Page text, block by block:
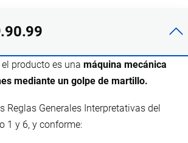
producto es una máquina mecánica
mediante un golpe de martillo.
Reglas Generales Interpretativas del
1 y 6, y conforme: